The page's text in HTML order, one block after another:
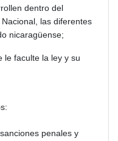
dentro del
las diferentes
nicaragüense;
le faculte la ley y su
penales y